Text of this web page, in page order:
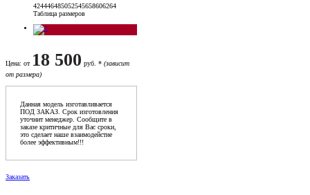
424446485052545658606264
Таблица размеров
Цена: от 18 500 руб. * (зависит
от размера)
Данная модель изготавливается
ПОД ЗАКАЗ. Срок изготовления
уточнит менеджер. Сообщите в
заказе критичные для Вас сроки,
это сделает наше взаимодейстие
более эффективным!!!
Заказать